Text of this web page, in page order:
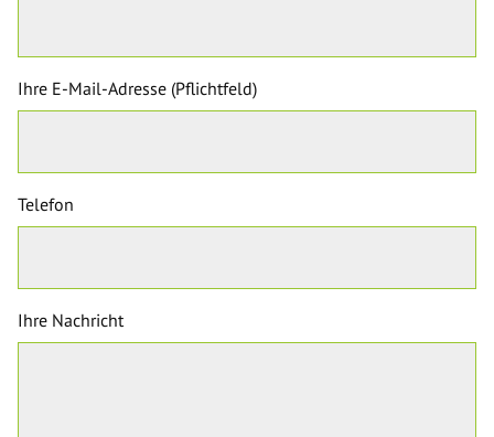
Ihre E-Mail-Adresse (Pflichtfeld)
Telefon
Ihre Nachricht